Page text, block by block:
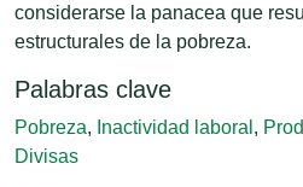
considerarse la panacea que
estructurales de la pobreza.
Palabras clave
Pobreza, Inactividad laboral ,
Divisas